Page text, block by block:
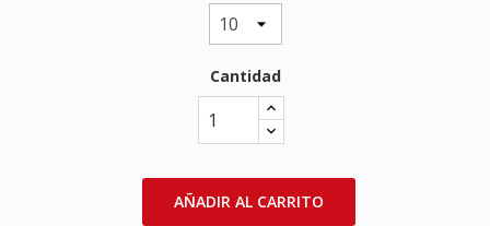
Cantidad
AÑADIR AL CARRITO